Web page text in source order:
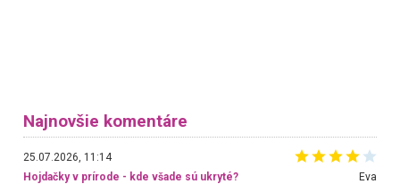
Najnovšie komentáre
25.07.2026, 11:14
Hojdačky v prírode - kde všade sú ukryté?
Eva